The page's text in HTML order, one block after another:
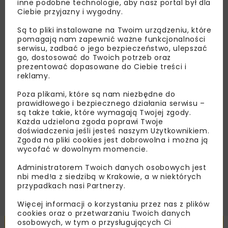
Lubisz wiedzieć więcej?
Zapisz się do newslettera aby otrzymywać od
nas najlepsze informacje branżowe,
zaproszenia na wydarzenia, atrakcyjne oferty i
dedykowane akcje specjalne.
Zapoznałam/em się zPolityką Prywatności
Regulaminemoraz wyrażam zgodę na otrzymywanie na
podany przeze mnie adres e-mail korespondencji
handlowej w postaci newslettera.
ZAPISZ MNIE
inne podobne technologie, aby nasz portal był dla
Ciebie przyjazny i wygodny.
Są to pliki instalowane na Twoim urządzeniu, które
pomagają nam zapewnić ważne funkcjonalności
serwisu, zadbać o jego bezpieczeństwo, ulepszać
go, dostosować do Twoich potrzeb oraz
prezentować dopasowane do Ciebie treści i
reklamy.
Poza plikami, które są nam niezbędne do
prawidłowego i bezpiecznego działania serwisu –
są także takie, które wymagają Twojej zgody.
Każda udzielona zgoda poprawi Twoje
doświadczenia jeśli jesteś naszym Użytkownikiem.
Zgoda na pliki cookies jest dobrowolna i można ją
wycofać w dowolnym momencie.
Administratorem Twoich danych osobowych jest
nbi med!a z siedzibą w Krakowie, a w niektórych
przypadkach nasi Partnerzy.
Więcej informacji o korzystaniu przez nas z plików
cookies oraz o przetwarzaniu Twoich danych
osobowych, w tym o przysługujących Ci